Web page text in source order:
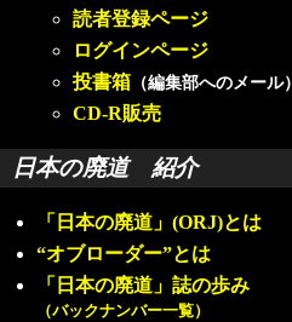
読者登録ページ
ログインページ
投書箱 （編集部へのメール）
CD-R販売
日本の廃道 紹介
「日本の廃道」(ORJ)とは
“オブローダー”とは
「日本の廃道」誌の歩み
（バックナンバー一覧）